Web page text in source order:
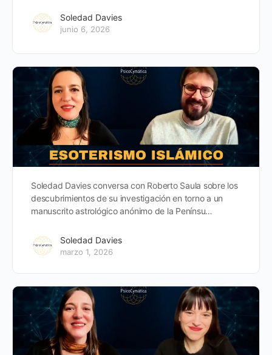
Soledad Davies
junio 6, 2026
Soledad Davies conversa con Roberto Saula sobre los
descubrimientos de su investigación en torno a un
manuscrito astrológico anónimo de la Penínsu…
Soledad Davies
marzo 1, 2026